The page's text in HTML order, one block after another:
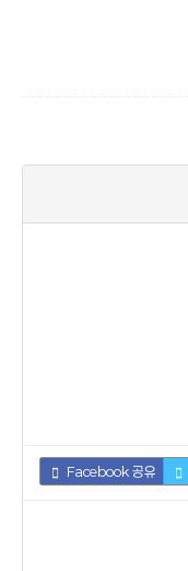
Facebook 공유